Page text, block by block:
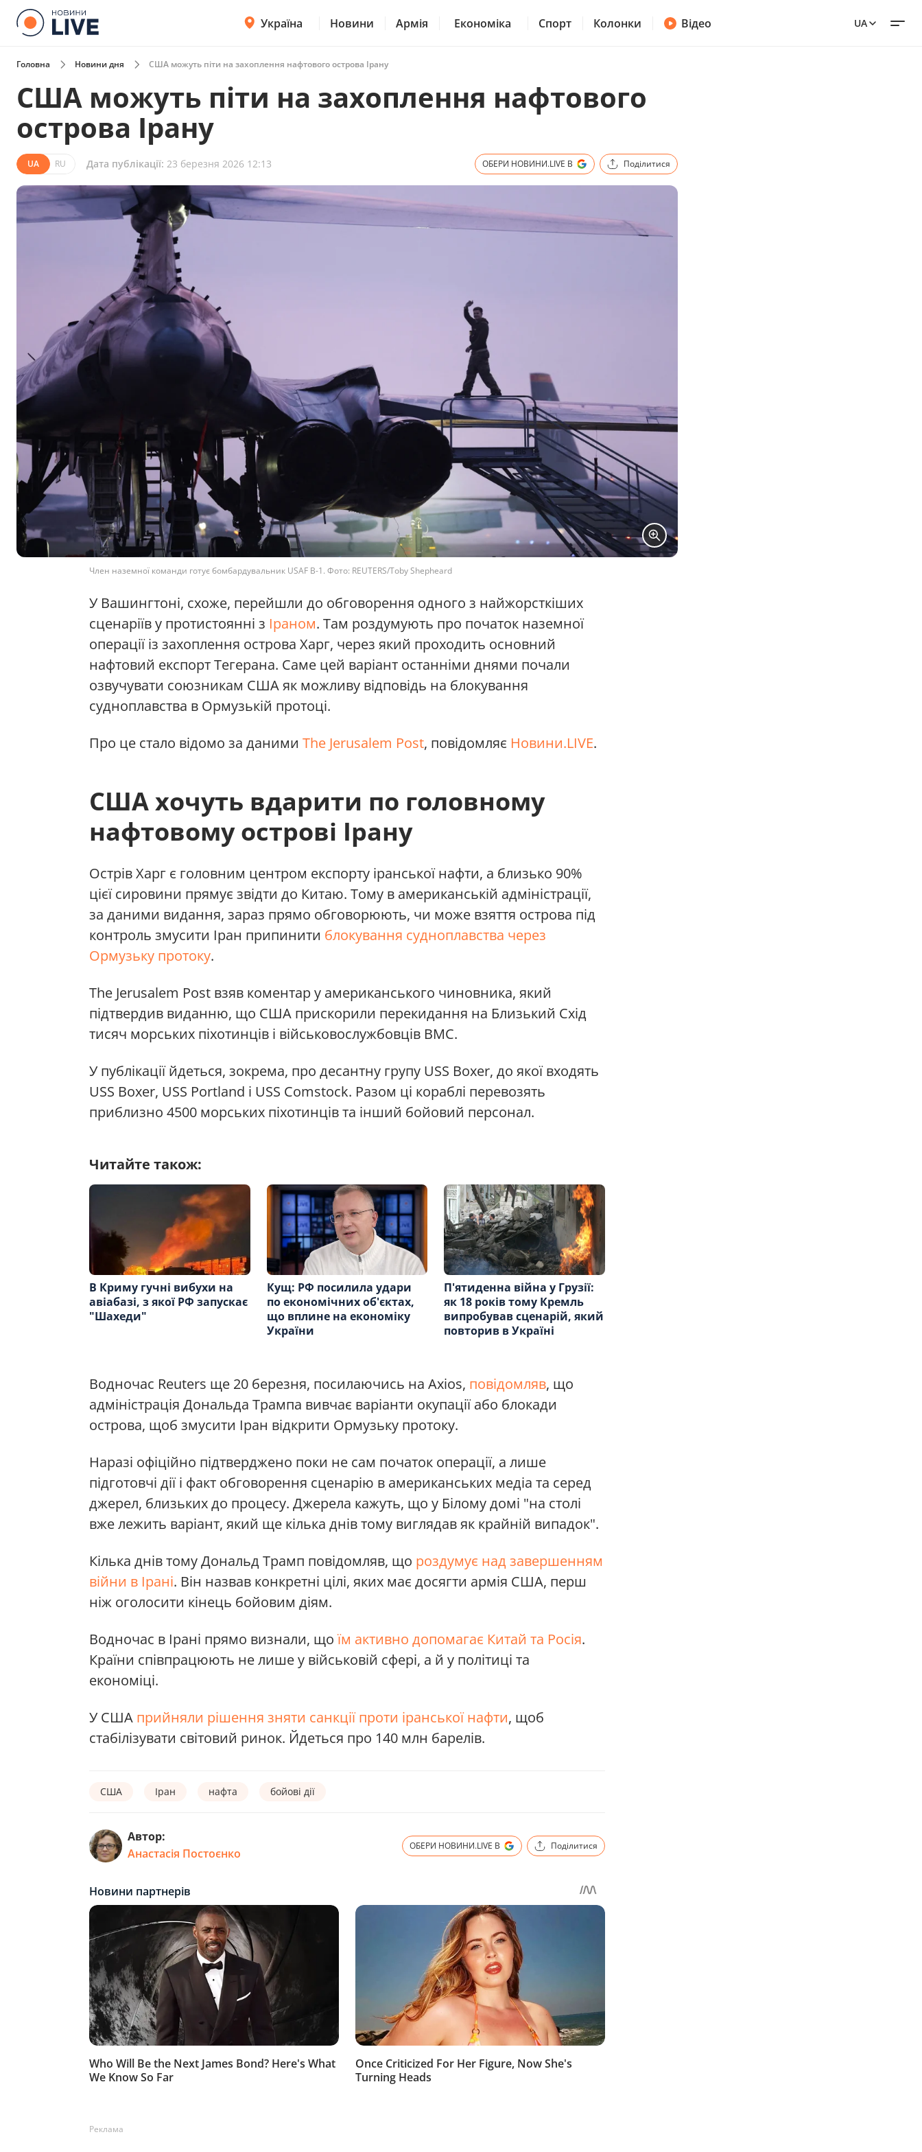
Україна Новини Армія Економіка Спорт Колонки Відео UA
Головна Новини дня США можуть піти на захоплення нафтового острова Ірану
США можуть піти на захоплення нафтового
острова Ірану
UA RU Дата публікації: 23 березня 2026 12:13 ОБЕРИ НОВИНИ.LIVE В Поділитися
Член наземної команди готує бомбардувальник USAF B-1. Фото: REUTERS/Toby Shepheard
У Вашингтоні, схоже, перейшли до обговорення одного з найжорсткіших
сценаріїв у протистоянні з Іраном. Там роздумують про початок наземної
операції із захоплення острова Харг, через який проходить основний
нафтовий експорт Тегерана. Саме цей варіант останніми днями почали
озвучувати союзникам США як можливу відповідь на блокування
судноплавства в Ормузькій протоці.
Про це стало відомо за даними The Jerusalem Post, повідомляє Новини.LIVE.
США хочуть вдарити по головному
нафтовому острові Ірану
Острів Харг є головним центром експорту іранської нафти, а близько 90%
цієї сировини прямує звідти до Китаю. Тому в американській адміністрації,
за даними видання, зараз прямо обговорюють, чи може взяття острова під
контроль змусити Іран припинити блокування судноплавства через
Ормузьку протоку.
The Jerusalem Post взяв коментар у американського чиновника, який
підтвердив виданню, що США прискорили перекидання на Близький Схід
тисяч морських піхотинців і військовослужбовців ВМС.
У публікації йдеться, зокрема, про десантну групу USS Boxer, до якої входять
USS Boxer, USS Portland і USS Comstock. Разом ці кораблі перевозять
приблизно 4500 морських піхотинців та інший бойовий персонал.
Читайте також:
В Криму гучні вибухи на
авіабазі, з якої РФ запускає
"Шахеди"
Кущ: РФ посилила удари
по економічних об'єктах,
що вплине на економіку
України
П'ятиденна війна у Грузії:
як 18 років тому Кремль
випробував сценарій, який
повторив в Україні
Водночас Reuters ще 20 березня, посилаючись на Axios, повідомляв, що
адміністрація Дональда Трампа вивчає варіанти окупації або блокади
острова, щоб змусити Іран відкрити Ормузьку протоку.
Наразі офіційно підтверджено поки не сам початок операції, а лише
підготовчі дії і факт обговорення сценарію в американських медіа та серед
джерел, близьких до процесу. Джерела кажуть, що у Білому домі "на столі
вже лежить варіант, який ще кілька днів тому виглядав як крайній випадок".
Кілька днів тому Дональд Трамп повідомляв, що роздумує над завершенням
війни в Ірані. Він назвав конкретні цілі, яких має досягти армія США, перш
ніж оголосити кінець бойовим діям.
Водночас в Ірані прямо визнали, що їм активно допомагає Китай та Росія.
Країни співпрацюють не лише у військовій сфері, а й у політиці та
економіці.
У США прийняли рішення зняти санкції проти іранської нафти, щоб
стабілізувати світовий ринок. Йдеться про 140 млн барелів.
США Іран нафта бойові дії
Автор:
Анастасія Постоєнко
ОБЕРИ НОВИНИ.LIVE В Поділитися
Реклама